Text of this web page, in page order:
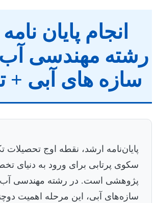
انجام پایان نامه
مهندسی آب
های آبی +
پایان‌نامه ارشد، نقطه اوج تحصیلات
سکوی پرتابی برای ورود به دنیای
پژوهشی است. در رشته مهندسی آب،
سازه‌های آبی، این مرحله اهمیت دوچندانی